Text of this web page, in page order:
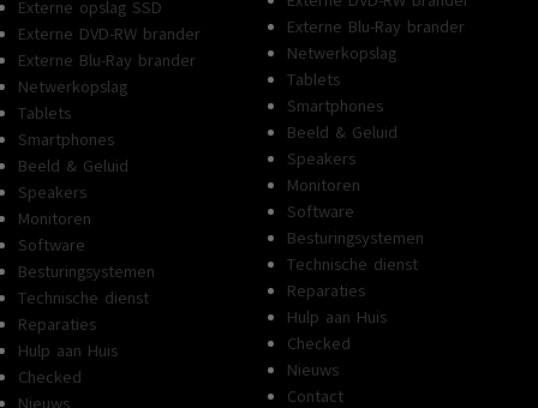
Externe opslag SSD
Externe DVD-RW brander
Externe Blu-Ray brander
Netwerkopslag
Tablets
Smartphones
Beeld & Geluid
Speakers
Monitoren
Software
Besturingsystemen
Technische dienst
Reparaties
Hulp aan Huis
Checked
Nieuws
Externe Blu-Ray brander
Netwerkopslag
Tablets
Smartphones
Beeld & Geluid
Speakers
Monitoren
Software
Besturingsystemen
Technische dienst
Reparaties
Hulp aan Huis
Checked
Nieuws
Contact